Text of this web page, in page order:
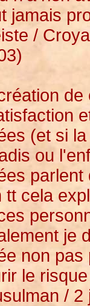
jamais
/
(et si
ou
parlent
tt cela
je
non pas
le
/ 2